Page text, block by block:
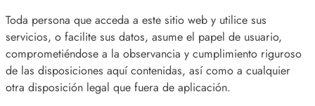
Toda persona que acceda a este sitio web y utilice sus
servicios, o facilite sus datos, asume el papel de usuario,
comprometiéndose a la observancia y cumplimiento riguroso
de las disposiciones aquí contenidas, así como a cualquier
otra disposición legal que fuera de aplicación.